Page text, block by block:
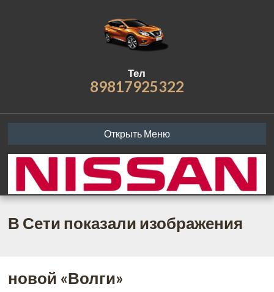
Тел
89817925322
Открыть Меню
В Сети показали изображения
новой «Волги»